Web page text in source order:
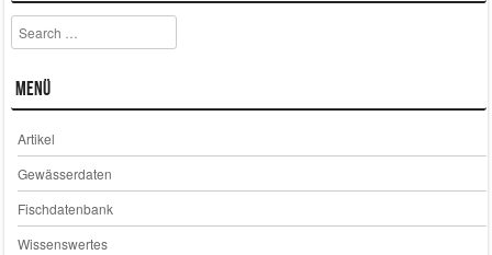
Search
Menü
Artikel
Gewässerdaten
Fischdatenbank
Wissenswertes